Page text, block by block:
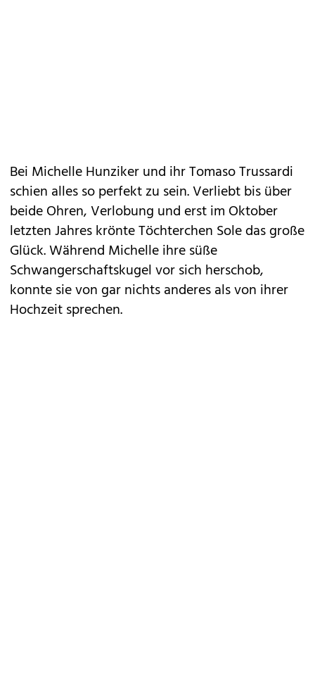
Bei Michelle Hunziker und ihr Tomaso Trussardi
schien alles so perfekt zu sein. Verliebt bis über
beide Ohren, Verlobung und erst im Oktober
letzten Jahres krönte Töchterchen Sole das große
Glück. Während Michelle ihre süße
Schwangerschaftskugel vor sich herschob,
konnte sie von gar nichts anderes als von ihrer
Hochzeit sprechen.